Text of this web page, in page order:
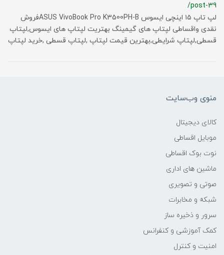
/post-39
لپ تاپ ۱۵ اینچی ایسوس ASUS VivoBook Pro K3500PH-Bفروش
نقدی واقساطی لپتاپ های گیمینگ بهتریت لپتاپ های ایسوس,لپتاپ
قسطی,لپتاپ شرایطی,بهترین قیمت لپتاپ ,لپتاپ قسطی ,خرید لپتاپ
منوی وب‌سایت
کالای دیجیتال
موبایل اقساطی
نوت بوک اقساطی
ماشین های اداری
صوتی و تصویری
شبکه و مخابرات
سرور و ذخیره ساز
کمک آموزشی و کنفرانس
امنیت و کنترل